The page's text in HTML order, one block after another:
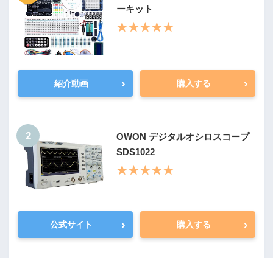
ーキット
★★★★★
紹介動画 › 購入する ›
2
OWON デジタルオシロスコープ
SDS1022
★★★★★
公式サイト › 購入する ›